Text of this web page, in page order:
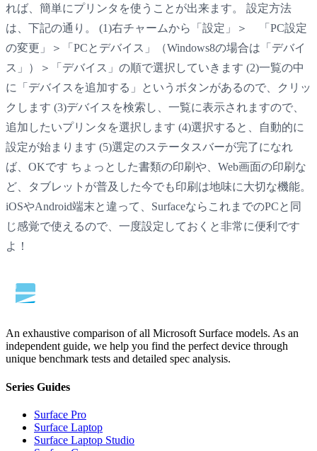
れば、簡単にプリンタを使うことが出来ます。 設定方法
は、下記の通り。 (1)右チャームから「設定」＞ 「PC設定
の変更」＞「PCとデバイス」（Windows8の場合は「デバイ
ス」）＞「デバイス」の順で選択していきます (2)一覧の中
に「デバイスを追加する」というボタンがあるので、クリッ
クします (3)デバイスを検索し、一覧に表示されますので、
追加したいプリンタを選択します (4)選択すると、自動的に
設定が始まります (5)選定のステータスバーが完了になれ
ば、OKです ちょっとした書類の印刷や、Web画面の印刷な
ど、タブレットが普及した今でも印刷は地味に大切な機能。
iOSやAndroid端末と違って、SurfaceならこれまでのPCと同
じ感覚で使えるので、一度設定しておくと非常に便利です
よ！
An exhaustive comparison of all Microsoft Surface models. As an
independent guide, we help you find the perfect device through
unique benchmark tests and detailed spec analysis.
Series Guides
Surface Pro
Surface Laptop
Surface Laptop Studio